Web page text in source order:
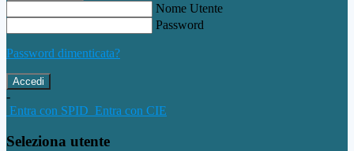
Nome Utente
Password
Password dimenticata?
-
Entra con SPID Entra con CIE
Seleziona utente